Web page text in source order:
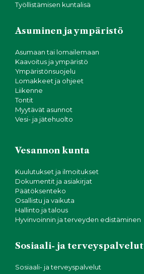
Työllistämisen kuntalisä
Asuminen ja ympäristö
Asumaan tai lomailemaan
Kaavoitus ja ympäristö
Ympäristönsuojelu
Lomakkeet ja ohjeet
Liikenne
Tontit
Myytävät asunnot
Vesi- ja jätehuolto
Vesannon kunta
Kuulutukset ja ilmoitukset
Dokumentit ja asiakirjat
Päätöksenteko
Osallistu ja vaikuta
Hallinto ja talous
Hyvinvoinnin ja terveyden edistäminen
Sosiaali- ja terveyspalvelut
Sosiaali- ja terveyspalvelut